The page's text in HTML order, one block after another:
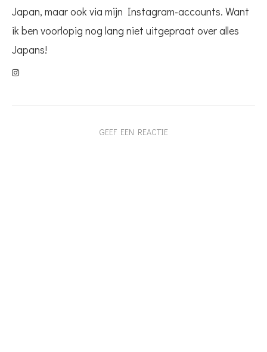
Japan, maar ook via mijn Instagram-accounts. Want
ik ben voorlopig nog lang niet uitgepraat over alles
Japans!
GEEF EEN REACTIE